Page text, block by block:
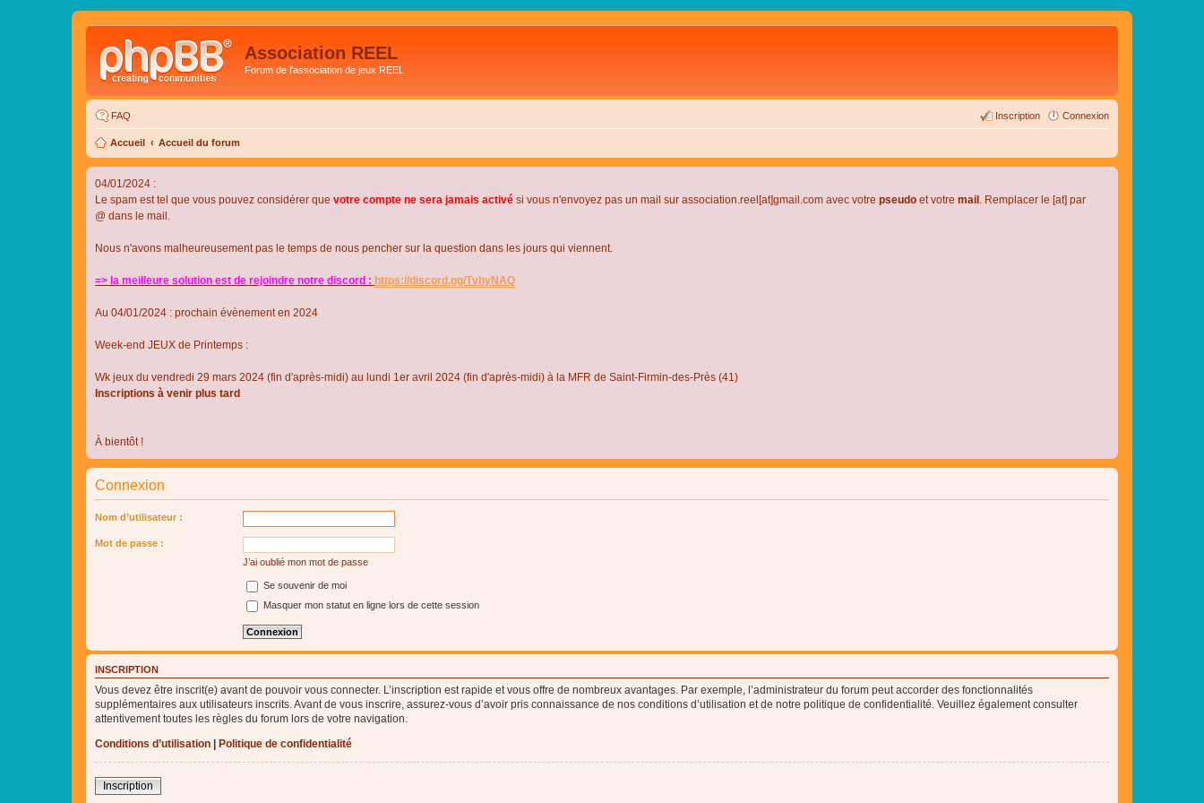
Association REEL
Forum de l'association de jeux REEL
FAQ Connexion
Inscription
Accueil Accueil du forum
04/01/2024 :
Le spam est tel que vous pouvez considérer que votre compte ne sera jamais activé si vous n'envoyez pas un mail sur association.reel[at]gmail.com avec votre pseudo et votre mail . Remplacer le [at] par
@ dans le mail.
Nous n'avons malheureusement pas le temps de nous pencher sur la question dans les jours qui viennent.
=> la meilleure solution est de rejoindre notre discord : https://discord.gg/TvhyNAQ
Au 04/01/2024 : prochain évènement en 2024
Week-end JEUX de Printemps :
Wk jeux du vendredi 29 mars 2024 (fin d'après-midi) au lundi 1er avril 2024 (fin d'après-midi) à la MFR de Saint-Firmin-des-Près (41)
Inscriptions à venir plus tard
À bientôt !
Connexion
Nom d’utilisateur :
Mot de passe :
J’ai oublié mon mot de passe
Se souvenir de moi
Masquer mon statut en ligne lors de cette session
INSCRIPTION
Vous devez être inscrit(e) avant de pouvoir vous connecter. L’inscription est rapide et vous offre de nombreux avantages. Par exemple, l’administrateur du forum peut accorder des fonctionnalités
supplémentaires aux utilisateurs inscrits. Avant de vous inscrire, assurez-vous d’avoir pris connaissance de nos conditions d’utilisation et de notre politique de confidentialité. Veuillez également consulter
attentivement toutes les règles du forum lors de votre navigation.
Conditions d’utilisation
Politique de confidentialité
Inscription